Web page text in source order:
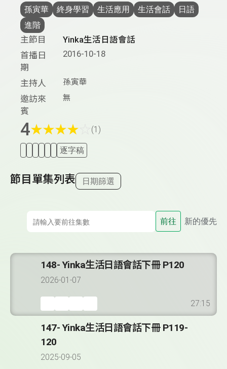
孫寅華 終身學習 生活應用 生活會話
日語
進階
主節目
Yinka生活日語會話
首播日
期
2016-10-18
主持人 孫寅華
邀訪來
賓
無
4★★★★ (1)
逐字稿
節目單集列表 日期篩選
前往 新的優先
148- Yinka生活日語會話下冊 P120
2026-01-07
27:15
147- Yinka生活日語會話下冊 P119-
120
2025-09-05